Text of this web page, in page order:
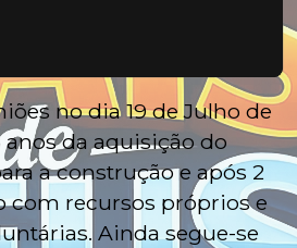
no dia 19 de Julho de
anos da aquisição do
a construção e após 2
com recursos próprios e
Ainda segue-se